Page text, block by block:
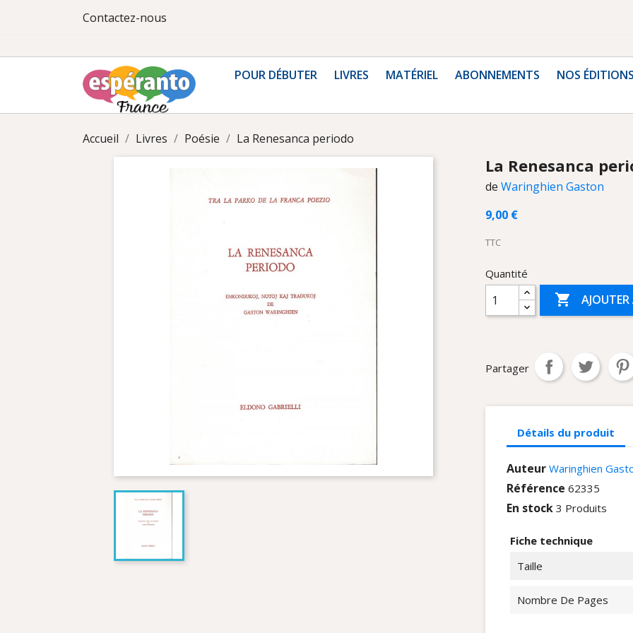
Contactez-nous
POUR DÉBUTER LIVRES MATÉRIEL ABONNEMENTS NOS ÉDITIONS
Accueil Livres Poésie La Renesanca periodo
La Renesanca
de Waringhien Gaston
9,00 €
TTC
Quantité

Partager
Détails du produit
Auteur Waringhien
Référence 62335
En stock 3 Produits
Fiche technique
Taille
Nombre De Pages